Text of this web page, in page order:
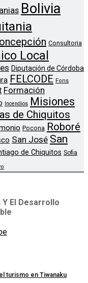
Bolivia
Consultoria
Local
Diputación de Córdoba
FELCODE Fons
Formación
Incendios Misiones
de Chiquitos
Pocona Roboré
San José San
de Chiquitos Sofia
El Desarrollo
turismo en Tiwanaku